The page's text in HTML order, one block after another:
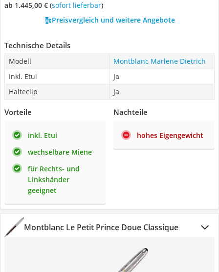
ab 1.445,00 € ( Sofort lieferbar)
Preisvergleich und weitere Angebote
Technische Details
Modell
Montblanc Marlene Dietrich
Inkl. Etui
Ja
Halteclip
Ja
Vorteile
inkl. Etui
wechselbare Miene
für Rechts- und
Linkshänder
geeignet
Nachteile
hohes Eigengewicht
Montblanc Le Petit Prince Doue Classique